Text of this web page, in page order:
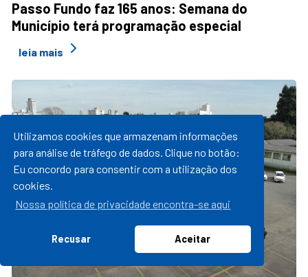
Utilizamos cookies que armazenam informações
para análise de tráfego de dados. Clique no botão:
Eu concordo para consentir com a utilização dos
cookies.
Nossa política de privacidade encontra-se aqui
Recusar Aceitar
Passo Fundo faz 165 anos: Semana do
Município terá programação especial
leia mais